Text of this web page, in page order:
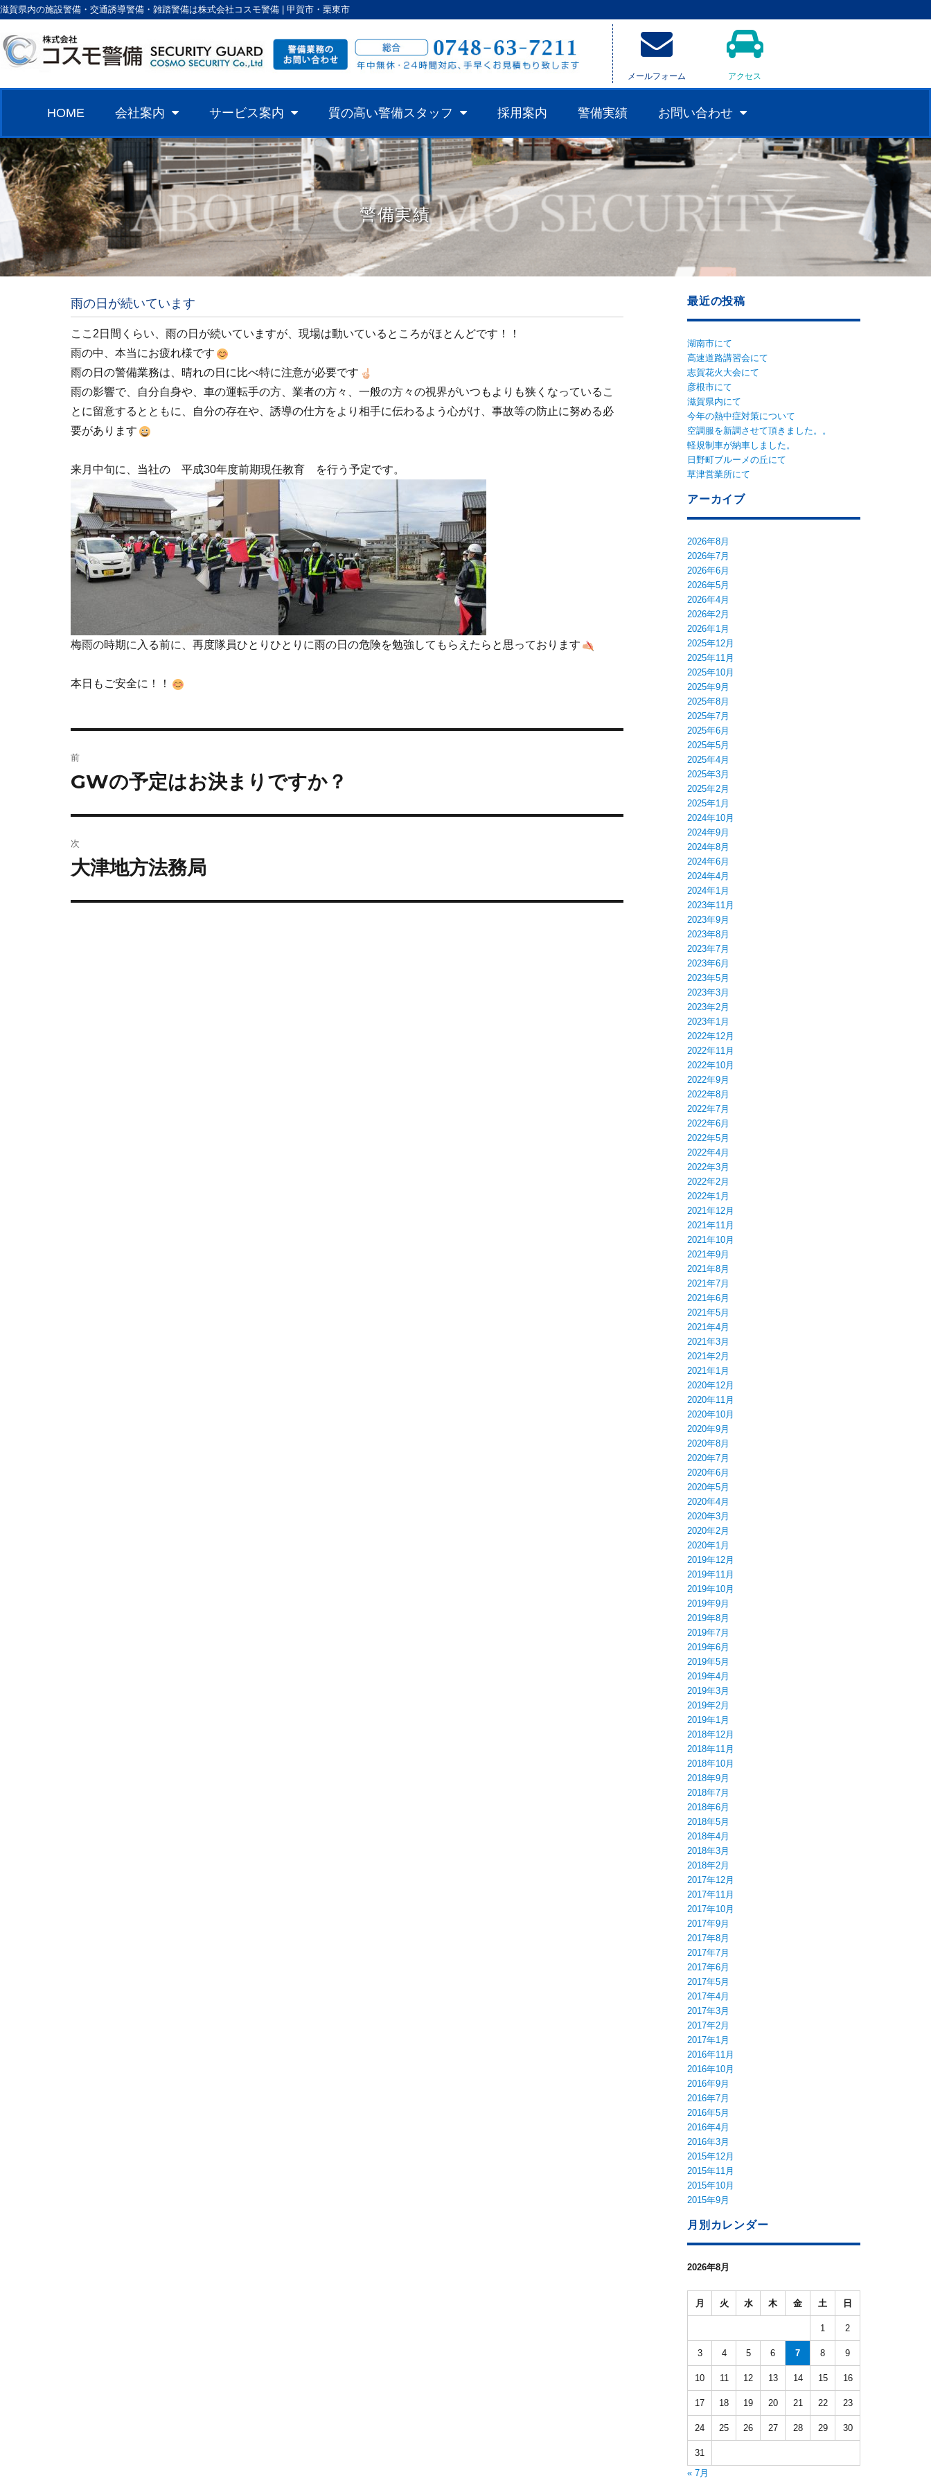
滋賀県内の施設警備・交通誘導警備・雑踏警備は株式会社コスモ警備 | 甲賀市・栗東市
メールフォーム アクセス
HOME 会社案内 サービス案内 質の高い警備スタッフ 採用案内 警備実績 お問い合わせ
警備実績
雨の日が続いています
ここ2日間くらい、雨の日が続いていますが、現場は動いているところがほとんどです！！
雨の中、本当にお疲れ様です
雨の日の警備業務は、晴れの日に比べ特に注意が必要です
雨の影響で、自分自身や、車の運転手の方、業者の方々、一般の方々の視界がいつもよりも狭くなっているこ
とに留意するとともに、自分の存在や、誘導の仕方をより相手に伝わるよう心がけ、事故等の防止に努める必
要があります
来月中旬に、当社の 平成30年度前期現任教育 を行う予定です。
梅雨の時期に入る前に、再度隊員ひとりひとりに雨の日の危険を勉強してもらえたらと思っております
本日もご安全に！！
前
GWの予定はお決まりですか？
次
大津地方法務局
最近の投稿
湖南市にて
高速道路講習会にて
志賀花火大会にて
彦根市にて
滋賀県内にて
今年の熱中症対策について
空調服を新調させて頂きました。。
軽規制車が納車しました。
日野町ブルーメの丘にて
草津営業所にて
アーカイブ
2026年8月
2026年7月
2026年6月
2026年5月
2026年4月
2026年2月
2026年1月
2025年12月
2025年11月
2025年10月
2025年9月
2025年8月
2025年7月
2025年6月
2025年5月
2025年4月
2025年3月
2025年2月
2025年1月
2024年10月
2024年9月
2024年8月
2024年6月
2024年4月
2024年1月
2023年11月
2023年9月
2023年8月
2023年7月
2023年6月
2023年5月
2023年3月
2023年2月
2023年1月
2022年12月
2022年11月
2022年10月
2022年9月
2022年8月
2022年7月
2022年6月
2022年5月
2022年4月
2022年3月
2022年2月
2022年1月
2021年12月
2021年11月
2021年10月
2021年9月
2021年8月
2021年7月
2021年6月
2021年5月
2021年4月
2021年3月
2021年2月
2021年1月
2020年12月
2020年11月
2020年10月
2020年9月
2020年8月
2020年7月
2020年6月
2020年5月
2020年4月
2020年3月
2020年2月
2020年1月
2019年12月
2019年11月
2019年10月
2019年9月
2019年8月
2019年7月
2019年6月
2019年5月
2019年4月
2019年3月
2019年2月
2019年1月
2018年12月
2018年11月
2018年10月
2018年9月
2018年7月
2018年6月
2018年5月
2018年4月
2018年3月
2018年2月
2017年12月
2017年11月
2017年10月
2017年9月
2017年8月
2017年7月
2017年6月
2017年5月
2017年4月
2017年3月
2017年2月
2017年1月
2016年11月
2016年10月
2016年9月
2016年7月
2016年5月
2016年4月
2016年3月
2015年12月
2015年11月
2015年10月
2015年9月
月別カレンダー
2026年8月
月 火 水 木 金 土 日
1 2
3 4 5 6 7 8 9
10 11 12 13 14 15 16
17 18 19 20 21 22 23
24 25 26 27 28 29 30
31
« 7月